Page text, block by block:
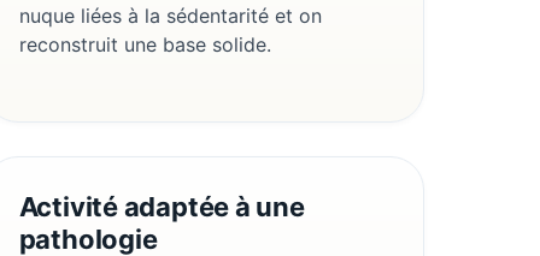
nuque liées à la sédentarité et on
reconstruit une base solide.
Activité adaptée à une
pathologie